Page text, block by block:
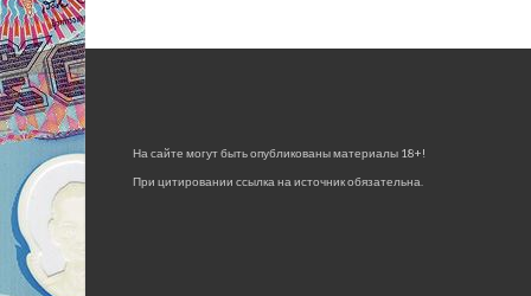
На сайте могут быть опубликованы материалы 18+!
При цитировании ссылка на источник обязательна.